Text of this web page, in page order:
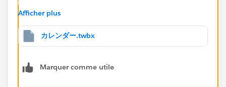
これで作成すれば8/31までの表示になりました。
両方いれておきました。
Afficher plus
カレンダー.twbx
Marquer comme utile